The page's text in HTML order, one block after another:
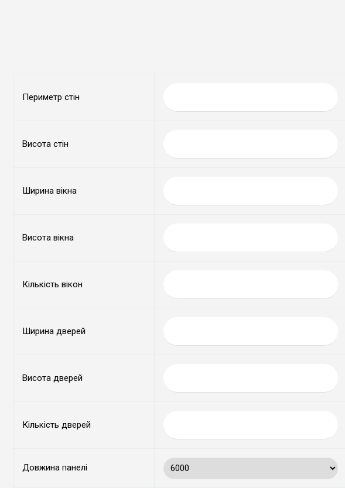
Периметр стін
Висота стін
Ширина вікна
Висота вікна
Кількість вікон
Ширина дверей
Висота дверей
Кількість дверей
Довжина панелі